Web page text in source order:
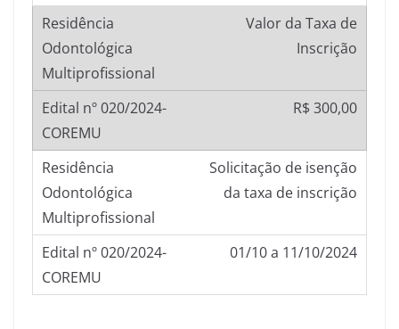
Valor da Taxa de
Inscrição
R$ 300,00
Solicitação de isenção
da taxa de inscrição
01/10 a 11/10/2024